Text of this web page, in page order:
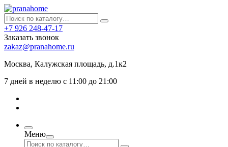
+7 926 248-47-17
Заказать звонок
zakaz@pranahome.ru
Москва, Калужская площадь, д.1к2
7 дней в неделю с 11:00 до 21:00
Меню